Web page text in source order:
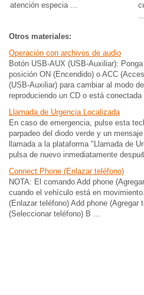
atención especia ...
...
Otros materiales:
Operación con archivos de audio
Botón USB-AUX (USB-Auxiliar):
posición ON (Encendido) o ACC
(USB-Auxiliar) para cambiar al modo
reproduciendo un CD o está
Llamada de Urgencia Localizada
En caso de emergencia, pulse esta
parpadeo del diodo verde y un
llamada a la plataforma "Llamada de
pulsa de nuevo inmediatamente
Connect Phone (Enlazar teléfono)
NOTA: El comando Add phone
cuando el vehículo está en
(Enlazar teléfono) Add phone (Agregar
(Seleccionar teléfono) B ...